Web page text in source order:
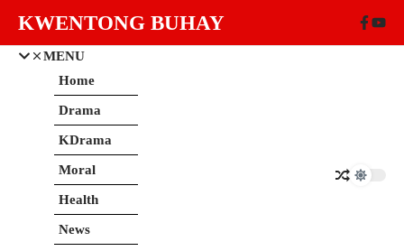
KWENTONG BUHAY
MENU
Home
Drama
KDrama
Moral
Health
News